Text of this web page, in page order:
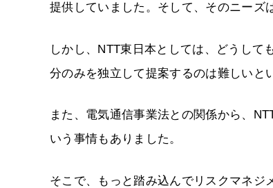
提供していました。そして、そのニーズ
しかし、NTT東日本としては、どうして
分のみを独立して提案するのは難しいと
また、電気通信事業法との関係から、
いう事情もありました。
そこで、もっと踏み込んでリスクマネジ